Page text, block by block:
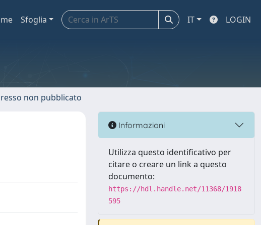
Sfoglia IT LOGIN
non pubblicato
Informazioni
Utilizza questo identificativo per
citare o creare un link a questo
documento:
https://hdl.handle.net/11368/1918
595